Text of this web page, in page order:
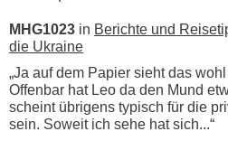
MHG1023 in Berichte und
die Ukraine
„Ja auf dem Papier sieht das
Offenbar hat Leo da den Mund
scheint übrigens typisch für die
sein. Soweit ich sehe hat sich...“